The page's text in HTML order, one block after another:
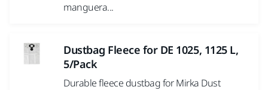
manguera...
Dustbag Fleece for DE 1025, 1125 L,
5/Pack
Durable fleece dustbag for Mirka Dust